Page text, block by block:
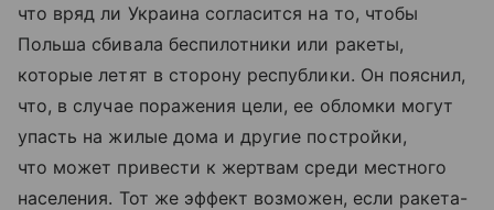
что вряд ли Украина согласится на то, чтобы
Польша сбивала беспилотники или ракеты,
которые летят в сторону республики. Он пояснил,
что, в случае поражения цели, ее обломки могут
упасть на жилые дома и другие постройки,
что может привести к жертвам среди местного
населения. Тот же эффект возможен, если ракета-